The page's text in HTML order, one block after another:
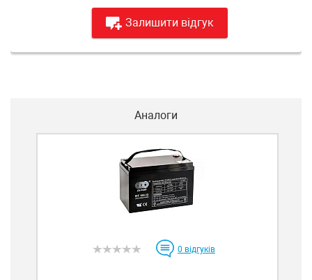
Залишити відгук
Аналоги
0 відгуків